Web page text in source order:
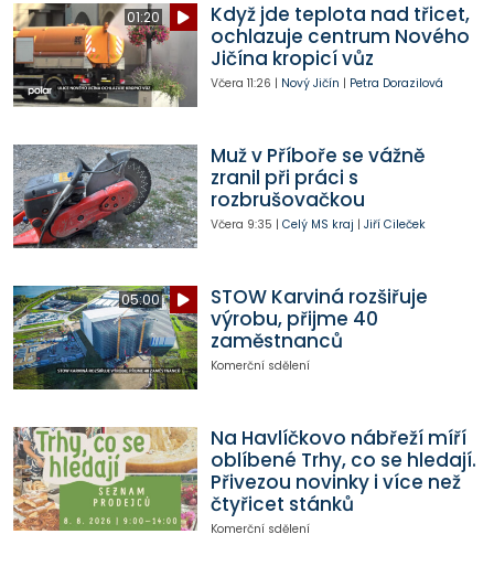
01:20
Když jde teplota nad třicet,
ochlazuje centrum Nového
Jičína kropicí vůz
Včera 11:26 | Nový Jičín | Petra Dorazilová
Muž v Příboře se vážně
zranil při práci s
rozbrušovačkou
Včera 9:35 | Celý MS kraj | Jiří Cileček
05:00
STOW Karviná rozšiřuje
výrobu, přijme 40
zaměstnanců
Komerční sdělení
Na Havlíčkovo nábřeží míří
oblíbené Trhy, co se hledají.
Přivezou novinky i více než
čtyřicet stánků
Komerční sdělení